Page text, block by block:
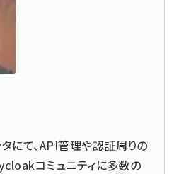
にて、API管理や認証周りの
コミュニティに多数の